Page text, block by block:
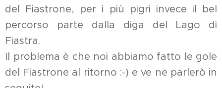
del Fiastrone, per i più pigri invece il bel
percorso parte dalla diga del Lago di
Fiastra.
Il problema è che noi abbiamo fatto le gole
del Fiastrone al ritorno :-) e ve ne parlerò in